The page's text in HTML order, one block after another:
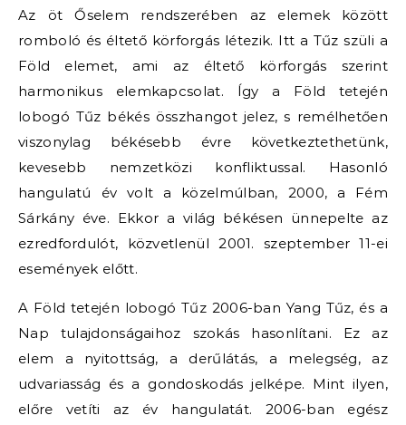
Az öt Őselem rendszerében az elemek között
romboló és éltető körforgás létezik. Itt a Tűz szüli a
Föld elemet, ami az éltető körforgás szerint
harmonikus elemkapcsolat. Így a Föld tetején
lobogó Tűz békés összhangot jelez, s remélhetően
viszonylag békésebb évre következtethetünk,
kevesebb nemzetközi konfliktussal. Hasonló
hangulatú év volt a közelmúlban, 2000, a Fém
Sárkány éve. Ekkor a világ békésen ünnepelte az
ezredfordulót, közvetlenül 2001. szeptember 11-ei
események előtt.
A Föld tetején lobogó Tűz 2006-ban Yang Tűz, és a
Nap tulajdonságaihoz szokás hasonlítani. Ez az
elem a nyitottság, a derűlátás, a melegség, az
udvariasság és a gondoskodás jelképe. Mint ilyen,
előre vetíti az év hangulatát. 2006-ban egész